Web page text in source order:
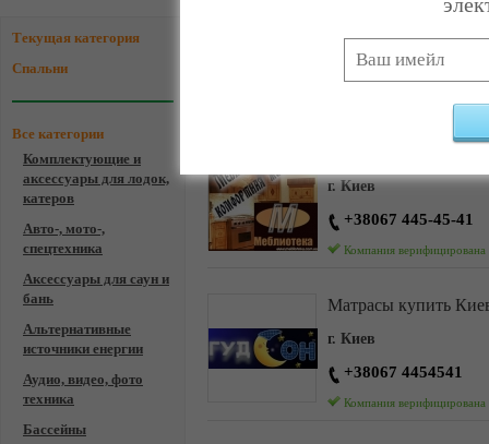
Текущая категория
Спальни
Все категории
Комплектующие и
аксессуары для лодок,
катеров
Авто-, мото-,
спецтехника
Аксессуары для саун и
бань
Альтернативные
источники енергии
Аудио, видео, фото
техника
Бассейны
Компании - Спальни
г. Киев
+38067 445-45-41
Компания верифицирована
Матрасы купить
г. Киев
+38067 4454541
Компания верифицирована